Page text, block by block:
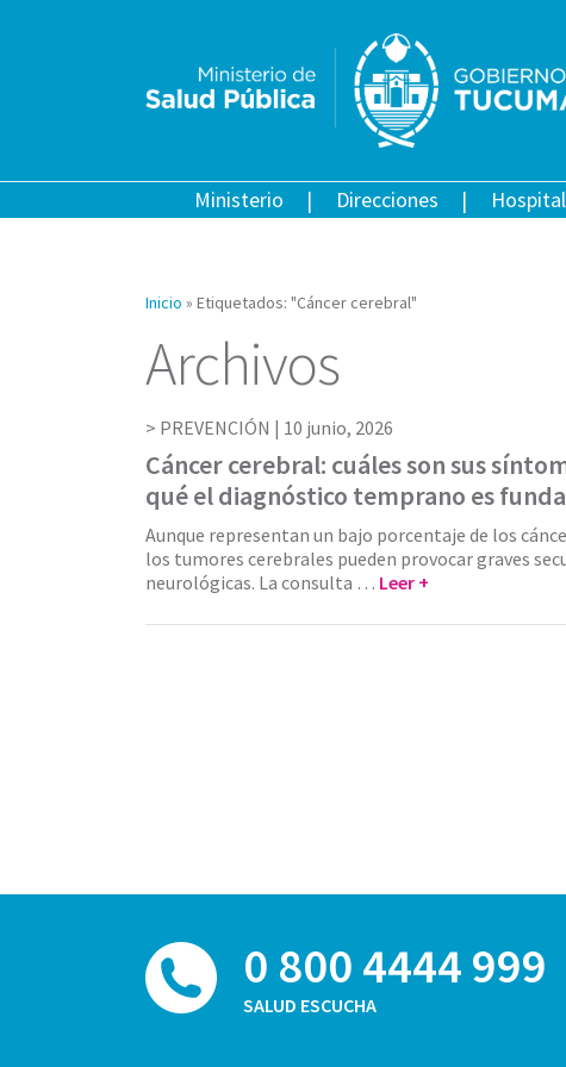
Ministerio Direcciones
Inicio » Etiquetados: "Cáncer cerebral"
Archivos
PREVENCIÓN | 10 junio, 2026
Cáncer cerebral: cuáles son sus
qué el diagnóstico temprano es
Aunque representan un bajo porcentaje de los
los tumores cerebrales pueden provocar graves
neurológicas. La consulta … Leer +
0 800 4444 999
SALUD ESCUCHA